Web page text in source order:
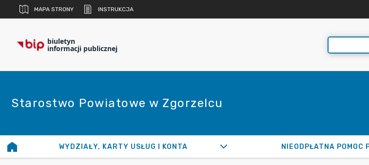
MAPA STRONY INSTRUKCJA
biuletyn
informacji publicznej
Starostwo Powiatowe w Zgorzelcu
WYDZIAŁY, KARTY USŁUG I KONTA NIEODPŁATNA POMOC